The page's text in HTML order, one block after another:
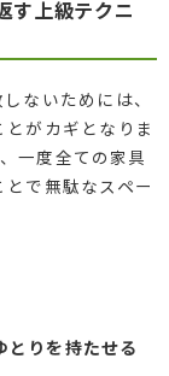
す上級テクニ
ないためには、
がカギとなりま
一度全ての家具
で無駄なスペー
とりを持たせる